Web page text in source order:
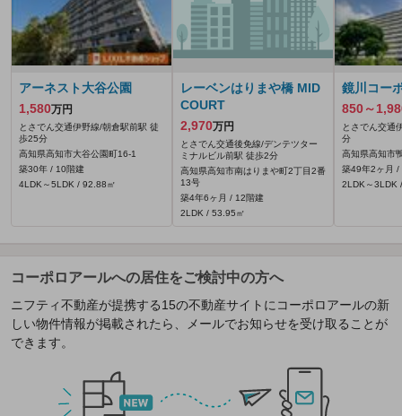
アーネスト大谷公園
1,580万円
とさでん交通伊野線/朝倉駅前駅 徒
歩25分
高知県高知市大谷公園町16-1
築30年 / 10階建
4LDK～5LDK / 92.88㎡
レーベンはりまや橋 MID
COURT
2,970万円
とさでん交通後免線/デンテツター
ミナルビル前駅 徒歩2分
高知県高知市南はりまや町2丁目2番
13号
築4年6ヶ月 / 12階建
2LDK / 53.95㎡
鏡川コー
850～
とさでん交通
分
高知県高知市
築49年2ヶ月 /
2LDK～3LDK
コーポロアールへの居住をご検討中の方へ
ニフティ不動産が提携する15の不動産サイトにコーポロアールの新
しい物件情報が掲載されたら、メールでお知らせを受け取ることが
できます。